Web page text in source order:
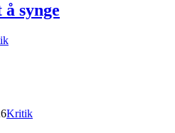
synge
Kritik